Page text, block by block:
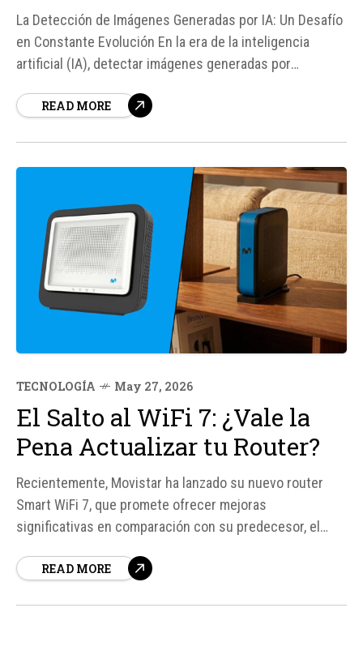
La Detección de Imágenes Generadas por IA: Un Desafío
en Constante Evolución En la era de la inteligencia
artificial (IA), detectar imágenes generadas por
ratón. Según fuentes, la tarea de identificar estas
READ MORE
TECNOLOGÍA May 27, 2026
El Salto al WiFi 7: ¿Vale la
Pena Actualizar tu Router?
Recientemente, Movistar ha lanzado su nuevo router
Smart WiFi 7, que promete ofrecer mejoras
significativas en comparación con su predecesor, el
actualizar tu router a esta nueva tecnología. En este
READ MORE